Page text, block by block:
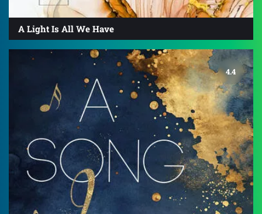
A Light Is All We Have
4.4